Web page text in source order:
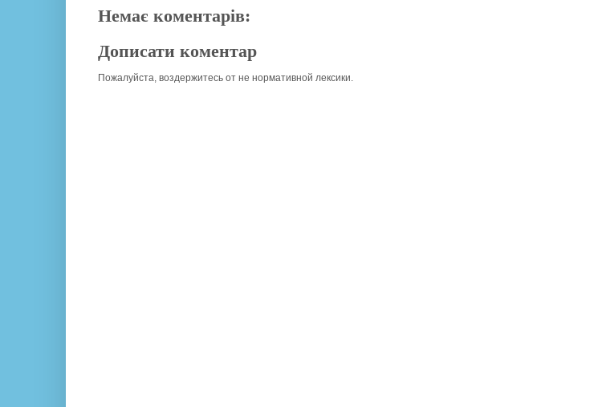
Немає коментарів:
Дописати коментар
Пожалуйста, воздержитесь от не нормативной лексики.